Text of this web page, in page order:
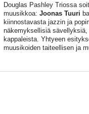
Douglas Pashley Triossa
muusikkoa: Joonas Tuuri
kiinnostavasta jazzin ja
näkemyksellisiä
kappaleista. Yhtyeen
muusikoiden taiteellisen ja